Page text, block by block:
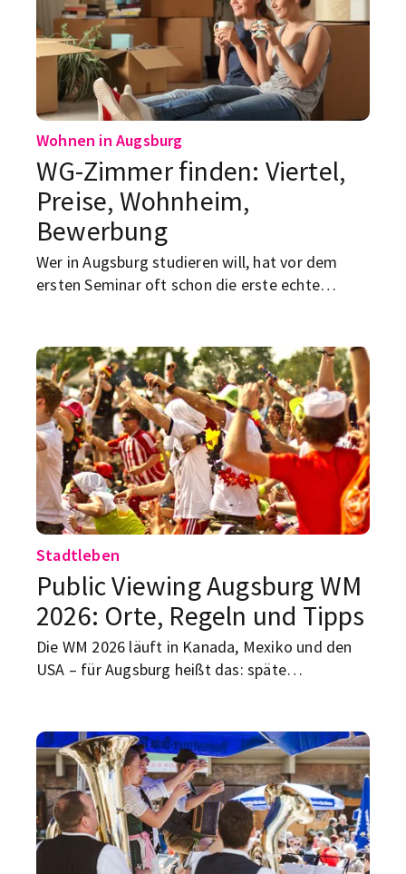
mehr als das...
Wohnen in Augsburg
WG-Zimmer finden: Viertel,
Preise, Wohnheim,
Bewerbung
Wer in Augsburg studieren will, hat vor dem
ersten Seminar oft schon die erste echte
Nachricht: Wer bei der Suche nach WG-Zimmern
in Augsburg oder einem Studentenwohnheim in
Augsburg klug vorgeht, kann sich viel Stress
sparen. Hier unsere Tipps für mehr Erfolg bei
der Suche…
Stadtleben
Public Viewing Augsburg WM
2026: Orte, Regeln und Tipps
Die WM 2026 läuft in Kanada, Mexiko und den
USA – für Augsburg heißt das: späte
Fußballabende.